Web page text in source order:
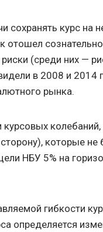
сохранять курс на
отошел
(среди них —
в 2008 и 2014
рынка.
курсовых
которые не
НБУ 5% на
гибкости
определяется